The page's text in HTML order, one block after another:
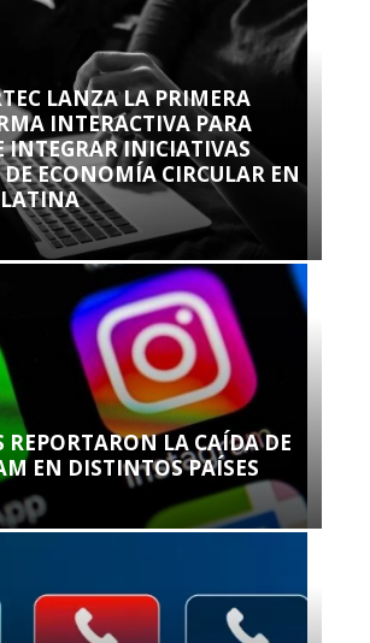
LANZA LA PRIMERA
INTERACTIVA PARA
INTEGRAR INICIATIVAS
ECONOMÍA CIRCULAR EN
REPORTARON LA CAÍDA DE
EN DISTINTOS PAÍSES